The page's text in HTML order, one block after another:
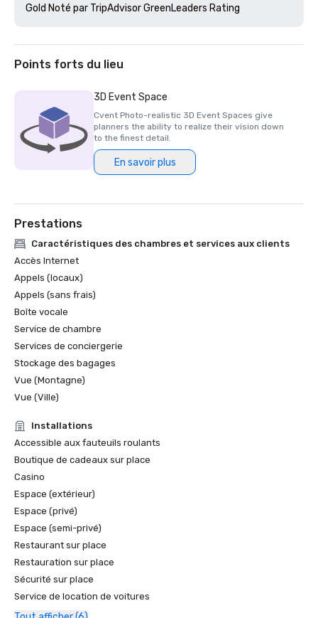
Points forts du lieu
3D Event Space
Cvent Photo-realistic 3D Event Spaces give
planners the ability to realize their vision down
to the finest detail.
En savoir plus
Prestations
Caractéristiques des chambres et services aux clients
Accès Internet
Appels (locaux)
Appels (sans frais)
Boîte vocale
Service de chambre
Services de conciergerie
Stockage des bagages
Vue (Montagne)
Vue (Ville)
Installations
Accessible aux fauteuils roulants
Boutique de cadeaux sur place
Casino
Espace (extérieur)
Espace (privé)
Espace (semi-privé)
Restaurant sur place
Restauration sur place
Sécurité sur place
Service de location de voitures